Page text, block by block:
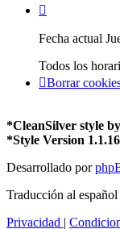
Fecha actual
Todos los
Borrar
*CleanSilver style by
*Style Version 1.1.16
Desarrollado por
Traducción al
Privacidad |